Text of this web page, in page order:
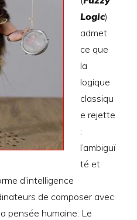
Logic)
admet
ce que
la
logique
classiqu
e rejette
:
l’ambiguï
té et
d’intelligence
de composer avec
pensée humaine. Le